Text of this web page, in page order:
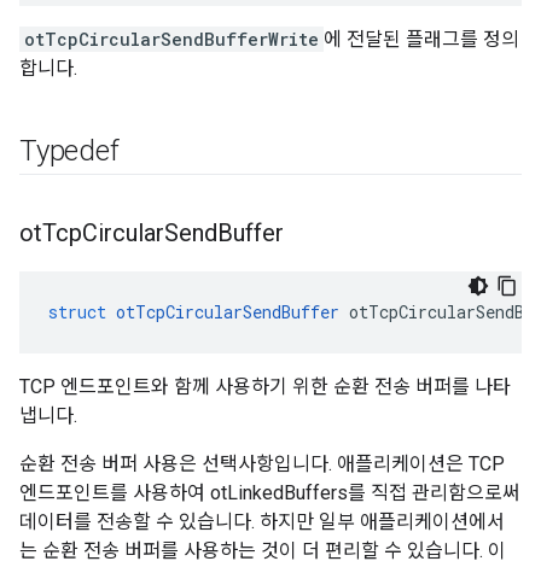
otTcpCircularSendBufferWrite 에 전달된 플래그를 정의
합니다.
Typedef
otTcpCircularSendBuffer
struct otTcpCircularSendBuffer
TCP 엔드포인트와 함께 사용하기 위한 순환 전송 버퍼를 나타
냅니다.
순환 전송 버퍼 사용은 선택사항입니다. 애플리케이션은 TCP
엔드포인트를 사용하여 otLinkedBuffers를 직접 관리함으로써
데이터를 전송할 수 있습니다. 하지만 일부 애플리케이션에서
는 순환 전송 버퍼를 사용하는 것이 더 편리할 수 있습니다. 이